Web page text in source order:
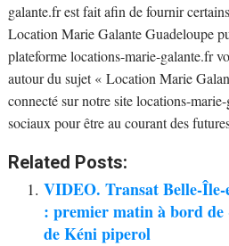
galante.fr est fait afin de fournir
Location Marie Galante Guadeloupe
plateforme locations-marie-galante.fr
autour du sujet « Location Marie
connecté sur notre site locations-
sociaux pour être au courant des
Related Posts:
VIDEO. Transat Belle-
: premier matin à bord
de Kéni piperol